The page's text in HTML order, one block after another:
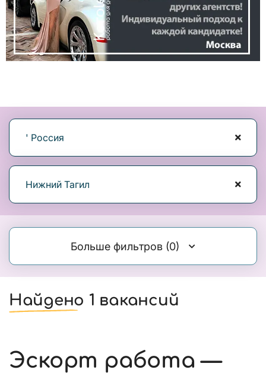
' Россия
Нижний Тагил
Больше фильтров (0)
Найдено 1 вакансий
Эскорт работа —